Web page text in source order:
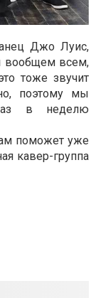
Джо Луис,
вообщем всем,
тоже звучит
поэтому мы
в неделю
поможет уже
кавер-группа